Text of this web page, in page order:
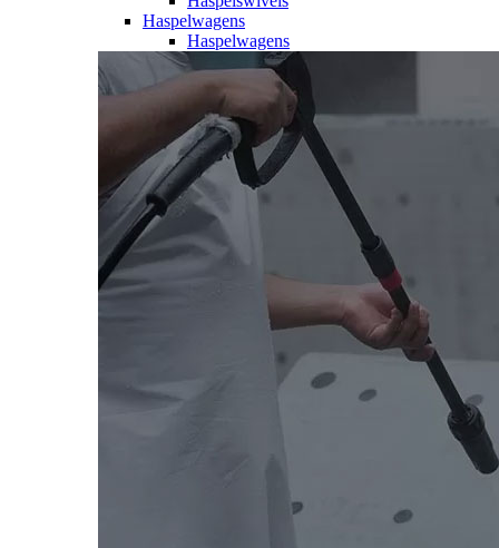
Haspelwagens
Haspelwagens